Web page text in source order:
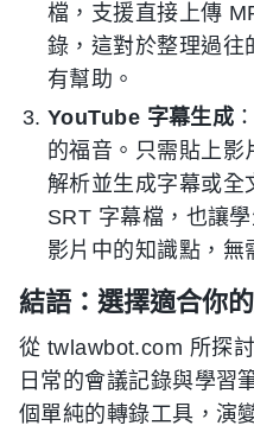
檔，支援直接上傳
錄，這對於整理過往
有幫助。
YouTube 字幕生成
的福音。只需貼上
解析並生成字幕或全
SRT 字幕檔，也讓
影片中的知識點，無
結語：選擇適合你
從 twlawbot.com 所探
日常的會議記錄與學習
個單純的轉錄工具，演